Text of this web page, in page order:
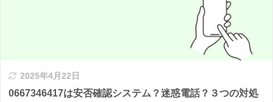
2025年4月22日
0667346417は安否確認システム？迷惑電話？３つの対処